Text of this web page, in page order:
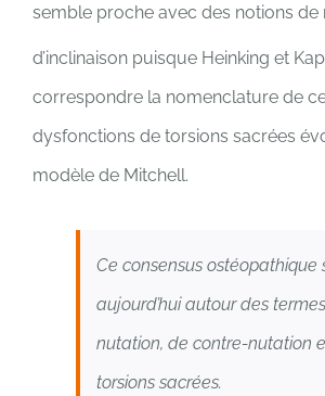
semble proche avec des notions de
d’inclinaison puisque Heinking et
correspondre la nomenclature de
dysfonctions de torsions sacrées
modèle de Mitchell.
Ce consensus ostéopathique
aujourd’hui autour des
nutation, de contre-nutation
torsions sacrées.